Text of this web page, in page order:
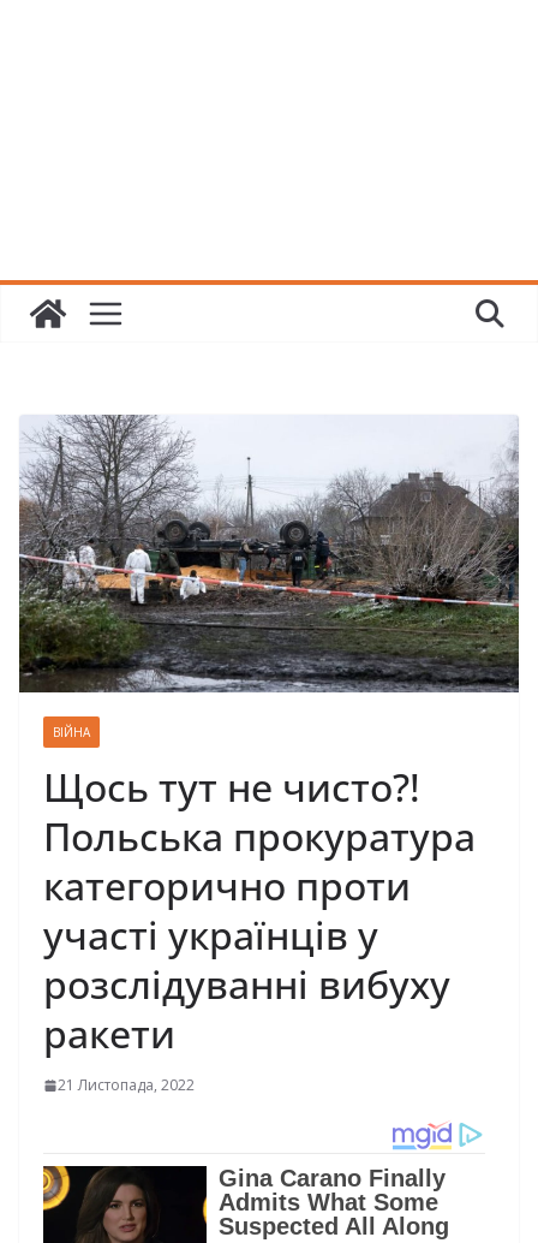
ВІЙНА
Щось тут не чисто?!
Польська прокуратура
категорично проти
участі українців у
розслідуванні вибуху
ракети
21 Листопада, 2022